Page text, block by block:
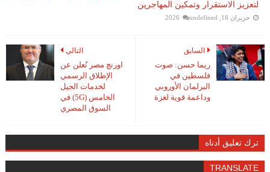
لتعزيز الاستقرار وتمكين المهاجرين
حزيران 18, 2026 undefined
التالي
اورنچ مصر تُعلن عن
الإطلاق الرسمي
لخدمات الجيل
الخامس (5G) في
السوق المصري
السابق
ريما حسن: صوت
فلسطين في
البرلمان الأوروبي
وداعمة قوية لغزة
ترك تعليق أدناه
TRANSLATE